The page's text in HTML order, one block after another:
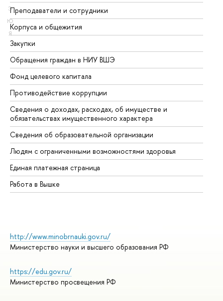
Э
Ю
Я
Преподаватели и сотрудники
Корпуса и общежития
Закупки
Обращения граждан в НИУ ВШЭ
Фонд целевого капитала
Противодействие коррупции
Сведения о доходах, расходах, об имуществе и
обязательствах имущественного характера
Сведения об образовательной организации
Людям с ограниченными возможностями здоровья
Единая платежная страница
Работа в Вышке
http://www.minobrnauki.gov.ru/
Министерство науки и высшего образования РФ
https://edu.gov.ru/
Министерство просвещения РФ